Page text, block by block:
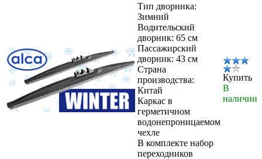
Тип дворника:
Зимний
Водительский
дворник: 65 см
Пассажирский
дворник: 43 см
Страна
производства:
Китай
Каркас в
герметичном
водонепроницаемом
чехле
В комплекте набор
переходников
Купить
В
наличии